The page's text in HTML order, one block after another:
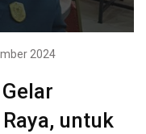
2024
untuk